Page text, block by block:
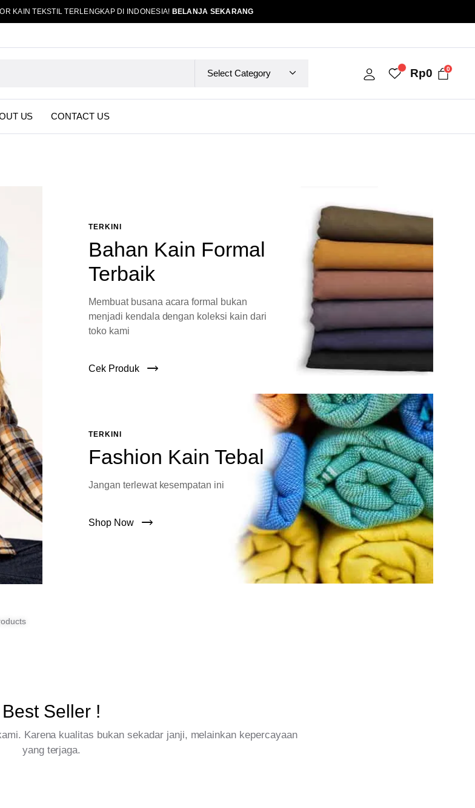
KAIN TEKSTIL TERLENGKAP DI INDONESIA! BELANJA SEKARANG
Rp0 0
US CONTACT US
TERKINI
Bahan Kain Formal
Terbaik
Membuat busana acara formal bukan
menjadi kendala dengan koleksi kain dari
toko kami
Cek Produk
TERKINI
Fashion Kain Tebal
Jangan terlewat kesempatan ini
Shop Now
Best Seller !
Karena kualitas bukan sekadar janji, melainkan kepercayaan
yang terjaga.